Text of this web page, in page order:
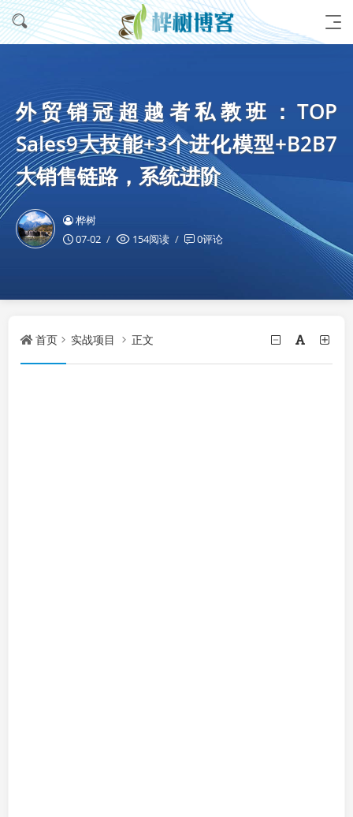
外贸销冠超越者私教班：TOP
Sales9大技能+3个进化模型+B2B7
大销售链路，系统进阶
桦树
07-02
154阅读 0评论
首页 实战项目 正文